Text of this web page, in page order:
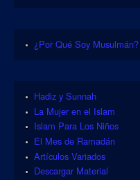
¿Por Qué Soy Musulmán?
Hadiz y Sunnah
La Mujer en el Islam
Islam Para Los Niños
El Mes de Ramadán
Artículos Variados
Descargar Material